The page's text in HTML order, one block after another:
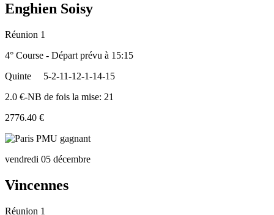
Enghien Soisy
Réunion 1
4° Course - Départ prévu à 15:15
Quinte
5-2-11-12-1-14-15
2.0 €-NB de fois la mise: 21
2776.40 €
vendredi 05 décembre
Vincennes
Réunion 1